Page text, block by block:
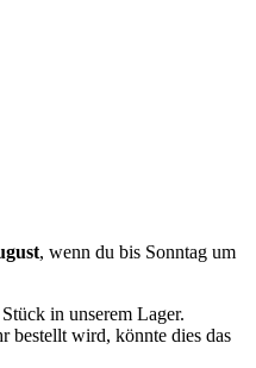
, wenn du bis Sonntag um
in unserem Lager.
bestellt wird, könnte dies das